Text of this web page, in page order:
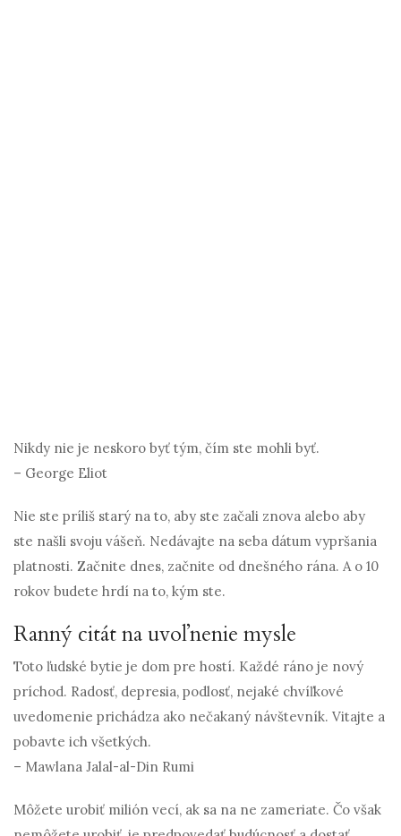
Nikdy nie je neskoro byť tým, čím ste mohli byť.
– George Eliot
Nie ste príliš starý na to, aby ste začali znova alebo aby
ste našli svoju vášeň. Nedávajte na seba dátum vypršania
platnosti. Začnite dnes, začnite od dnešného rána. A o 10
rokov budete hrdí na to, kým ste.
Ranný citát na uvoľnenie mysle
Toto ľudské bytie je dom pre hostí. Každé ráno je nový
príchod. Radosť, depresia, podlosť, nejaké chvíľkové
uvedomenie prichádza ako nečakaný návštevník. Vitajte a
pobavte ich všetkých.
– Mawlana Jalal-al-Din Rumi
Môžete urobiť milión vecí, ak sa na ne zameriate. Čo však